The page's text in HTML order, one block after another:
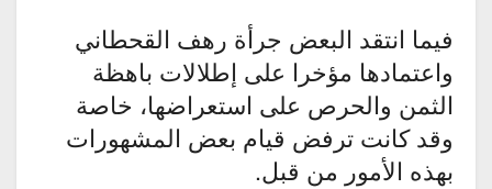
فيما انتقد البعض جرأة رهف القحطاني
واعتمادها مؤخرا على إطلالات باهظة
الثمن والحرص على استعراضها، خاصة
وقد كانت ترفض قيام بعض المشهورات
بهذه الأمور من قبل.